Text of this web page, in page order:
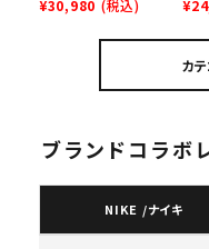
Jacquard Denim
¥30,980 (税込)
ブ
カ
ブランドコラボ
NIKE /ナイキ